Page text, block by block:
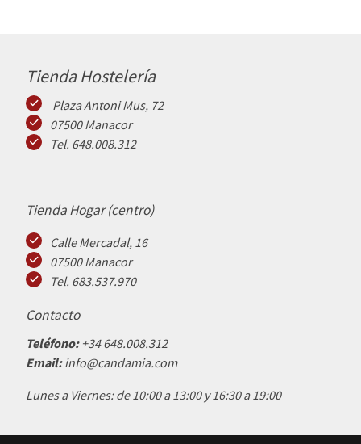
Tienda Hostelería
Plaza Antoni Mus, 72
07500 Manacor
Tel. 648.008.312
Tienda Hogar (centro)
Calle Mercadal, 16
07500 Manacor
Tel. 683.537.970
Contacto
Teléfono: +34 648.008.312
Email:info@candamia.com
Lunes a Viernes: de 10:00 a 13:00 y 16:30 a 19:00